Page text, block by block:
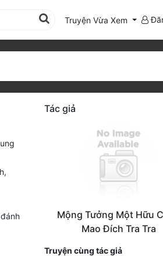
Truyện Vừa Xem
,
Tác giả
Mộng Tưởng Một Hữu
Mao Đích Tra Tra
Truyện cùng tác giả